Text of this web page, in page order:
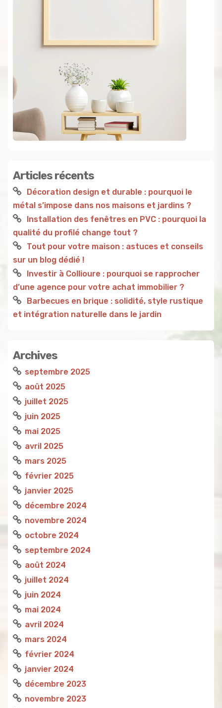
Articles récents
Décoration design et durable : pourquoi le
métal s’impose dans nos maisons et jardins ?
Installation des fenêtres en PVC : pourquoi la
qualité du profilé change tout ?
Tout pour votre maison : astuces et conseils
sur un blog dédié !
Investir à Collioure : pourquoi se rapprocher
d’une agence pour votre achat immobilier ?
Barbecues en brique : solidité, style rustique
et intégration naturelle dans le jardin
Archives
septembre 2025
août 2025
juillet 2025
juin 2025
mai 2025
avril 2025
mars 2025
février 2025
janvier 2025
décembre 2024
novembre 2024
octobre 2024
septembre 2024
août 2024
juillet 2024
juin 2024
mai 2024
avril 2024
mars 2024
février 2024
janvier 2024
décembre 2023
novembre 2023